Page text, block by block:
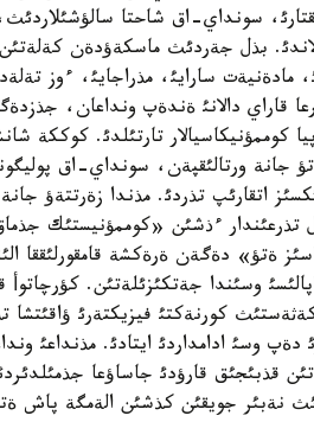
سونداي-اق شاحتا
بذل جةردئث ماسكةؤدةن كةلةتئن
مادةنيةت سارايئ، مذراجايئ، ءوز
قاراي دالانئ ةندةپ ونداعان،
تارتئلدئ. كوككة
جانة ورتالئقپةن، سونداي-اق
اتقارئپ تذردئ. مذندا زةرتتةؤ
ءذشئن «كوممؤنيستئك
ةتؤ» دةگةن ةرةكشة قامقورلئققا
وسئندا جةتكئزئلةتئن. كؤرچاتوأ
كةثةستئث كورنةكتئ فيزيكتةرئ
وسئ ادامداردئ ايتادئ. مذنداعئ
قذبئجئق قارؤدئ جاساؤعا
نةبئر جويقئن كذشئن الةمگة پاش